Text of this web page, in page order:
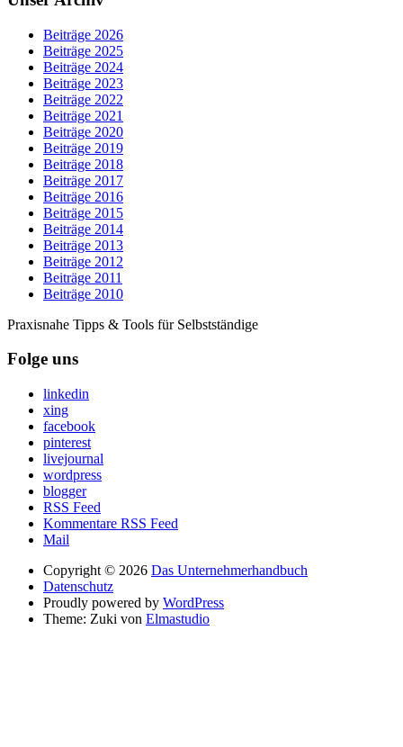
Beiträge 2026
Beiträge 2025
Beiträge 2024
Beiträge 2023
Beiträge 2022
Beiträge 2021
Beiträge 2020
Beiträge 2019
Beiträge 2018
Beiträge 2017
Beiträge 2016
Beiträge 2015
Beiträge 2014
Beiträge 2013
Beiträge 2012
Beiträge 2011
Beiträge 2010
Praxisnahe Tipps & Tools für Selbstständige
Folge uns
linkedin
xing
facebook
pinterest
livejournal
wordpress
blogger
RSS Feed
Kommentare RSS Feed
Mail
Copyright © 2026 Das Unternehmerhandbuch
Datenschutz
Proudly powered by WordPress
Theme: Zuki von Elmastudio